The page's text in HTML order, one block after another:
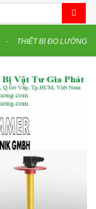
THIẾT BỊ ĐO LƯỜNG